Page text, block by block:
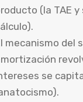
(la TAE
mecanismo del
se